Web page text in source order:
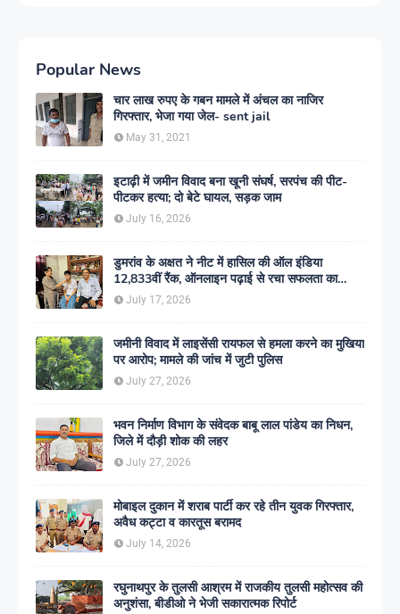
Popular News
चार लाख रुपए के गबन मामले में अंचल का नाजिर
गिरफ्तार, भेजा गया जेल- sent jail
May 31, 2021
इटाढ़ी में जमीन विवाद बना खूनी संघर्ष, सरपंच की पीट-
पीटकर हत्या; दो बेटे घायल, सड़क जाम
July 16, 2026
डुमरांव के अक्षत ने नीट में हासिल की ऑल इंडिया
12,833वीं रैंक, ऑनलाइन पढ़ाई से रचा सफलता का
इतिहास
July 17, 2026
जमीनी विवाद में लाइसेंसी रायफल से हमला करने का मुखिया
पर आरोप; मामले की जांच में जुटी पुलिस
July 27, 2026
भवन निर्माण विभाग के संवेदक बाबू लाल पांडेय का निधन,
जिले में दौड़ी शोक की लहर
July 27, 2026
मोबाइल दुकान में शराब पार्टी कर रहे तीन युवक गिरफ्तार,
अवैध कट्टा व कारतूस बरामद
July 14, 2026
रघुनाथपुर के तुलसी आश्रम में राजकीय तुलसी महोत्सव की
अनुशंसा, बीडीओ ने भेजी सकारात्मक रिपोर्ट